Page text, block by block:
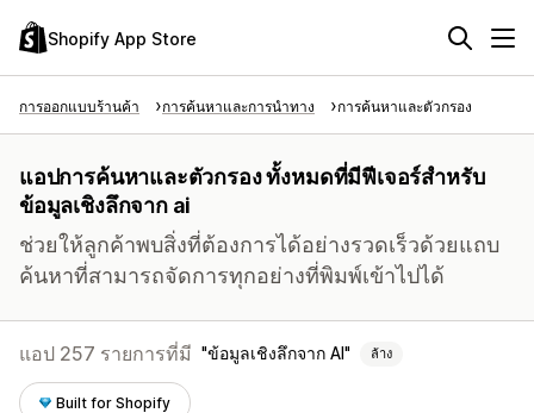
Shopify App Store
การออกแบบร้านค้า การค้นหาและการนำทาง การค้นหาและตัวกรอง
แอปการค้นหาและตัวกรอง ทั้งหมดที่มีฟีเจอร์สำหรับ
ข้อมูลเชิงลึกจาก ai
ช่วยให้ลูกค้าพบสิ่งที่ต้องการได้อย่างรวดเร็วด้วยแถบ
ค้นหาที่สามารถจัดการทุกอย่างที่พิมพ์เข้าไปได้
แอป 257 รายการที่มี ข้อมูลเชิงลึกจาก AI ล้าง
Built for Shopify